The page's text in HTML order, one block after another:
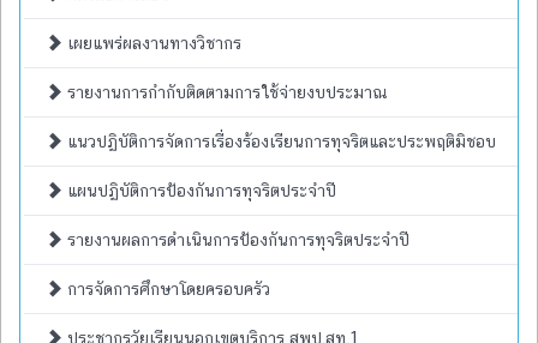
เผยแพร่ผลงานทางวิชากร
รายงานการกำกับติดตามการใช้จ่ายงบประมาณ
แนวปฏิบัติการจัดการเรื่องร้องเรียนการทุจริตและประพฤติมิชอบ
แผนปฏิบัติการป้องกันการทุจริตประจำปี
รายงานผลการดำเนินการป้องกันการทุจริตประจำปี
การจัดการศึกษาโดยครอบครัว
ประชากรวัยเรียนนอกเขตบริการ สพป.สท.1